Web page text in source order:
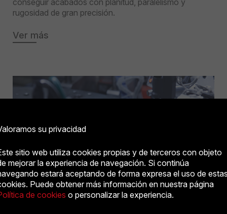
su privacidad
sitio web utiliza cookies propias y de terceros con objeto
mejorar la experiencia de navegación. Si continúa
estará aceptando de forma expresa el uso de
Puede obtener más información en nuestra página
de cookies o personalizar la experiencia.
rugosidad de gran precisión.
Ver más